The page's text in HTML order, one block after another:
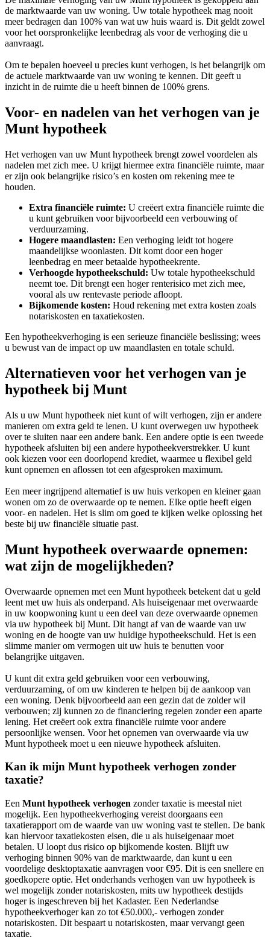
de marktwaarde van uw woning. Uw totale hypotheek mag nooit
meer bedragen dan 100% van wat uw huis waard is. Dit geldt zowel
voor het oorspronkelijke leenbedrag als voor de verhoging die u
aanvraagt.
Om te bepalen hoeveel u precies kunt verhogen, is het belangrijk om
de actuele marktwaarde van uw woning te kennen. Dit geeft u
inzicht in de ruimte die u heeft binnen de 100% grens.
Voor- en nadelen van het verhogen van je
Munt hypotheek
Het verhogen van uw Munt hypotheek brengt zowel voordelen als
nadelen met zich mee. U krijgt hiermee extra financiële ruimte, maar
er zijn ook belangrijke risico’s en kosten om rekening mee te
houden.
Extra financiële ruimte: U creëert extra financiële ruimte die
u kunt gebruiken voor bijvoorbeeld een verbouwing of
verduurzaming.
Hogere maandlasten: Een verhoging leidt tot hogere
maandelijkse woonlasten. Dit komt door een hoger
leenbedrag en meer betaalde hypotheekrente.
Verhoogde hypotheekschuld: Uw totale hypotheekschuld
neemt toe. Dit brengt een hoger renterisico met zich mee,
vooral als uw rentevaste periode afloopt.
Bijkomende kosten: Houd rekening met extra kosten zoals
notariskosten en taxatiekosten.
Een hypotheekverhoging is een serieuze financiële beslissing; wees
u bewust van de impact op uw maandlasten en totale schuld.
Alternatieven voor het verhogen van je
hypotheek bij Munt
Als u uw Munt hypotheek niet kunt of wilt verhogen, zijn er andere
manieren om extra geld te lenen. U kunt overwegen uw hypotheek
over te sluiten naar een andere bank. Een andere optie is een tweede
hypotheek afsluiten bij een andere hypotheekverstrekker. U kunt
ook kiezen voor een doorlopend krediet, waarmee u flexibel geld
kunt opnemen en aflossen tot een afgesproken maximum.
Een meer ingrijpend alternatief is uw huis verkopen en kleiner gaan
wonen om zo de overwaarde op te nemen. Elke optie heeft eigen
voor- en nadelen. Het is slim om goed te kijken welke oplossing het
beste bij uw financiële situatie past.
Munt hypotheek overwaarde opnemen:
wat zijn de mogelijkheden?
Overwaarde opnemen met een Munt hypotheek betekent dat u geld
leent met uw huis als onderpand. Als huiseigenaar met overwaarde
in uw koopwoning kunt u een deel van deze overwaarde opnemen
via uw hypotheek bij Munt. Dit hangt af van de waarde van uw
woning en de hoogte van uw huidige hypotheekschuld. Het is een
slimme manier om vermogen uit uw huis te benutten voor
belangrijke uitgaven.
U kunt dit extra geld gebruiken voor een verbouwing,
verduurzaming, of om uw kinderen te helpen bij de aankoop van
een woning. Denk bijvoorbeeld aan een gezin dat de zolder wil
verbouwen; zij kunnen zo de financiering regelen zonder een aparte
lening. Het creëert ook extra financiële ruimte voor andere
persoonlijke wensen. Voor het opnemen van overwaarde via uw
Munt hypotheek moet u een nieuwe hypotheek afsluiten.
Kan ik mijn Munt hypotheek verhogen zonder
taxatie?
Een Munt hypotheek verhogen zonder taxatie is meestal niet
mogelijk. Een hypotheekverhoging vereist doorgaans een
taxatierapport om de waarde van uw woning vast te stellen. De bank
kan hiervoor taxatiekosten eisen, die u als huiseigenaar moet
betalen. U loopt dus risico op bijkomende kosten. Blijft uw
verhoging binnen 90% van de marktwaarde, dan kunt u een
voordelige desktoptaxatie aanvragen voor €95. Dit is een snellere en
goedkopere optie. Het onderhands verhogen van uw hypotheek is
wel mogelijk zonder notariskosten, mits uw hypotheek destijds
hoger is ingeschreven bij het Kadaster. Een Nederlandse
hypotheekverhoger kan zo tot €50.000,- verhogen zonder
notariskosten. Dit bespaart u notariskosten, maar vervangt geen
taxatie.